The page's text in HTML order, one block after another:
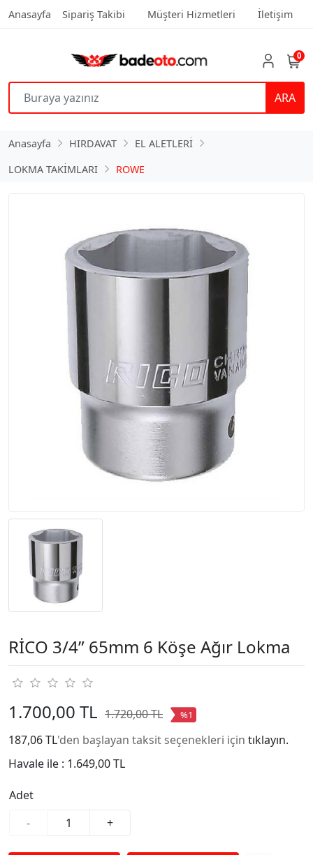
Anasayfa Sipariş Takibi Müşteri Hizmetleri İletişim
ARA
0
Anasayfa HIRDAVAT
EL ALETLERİ
LOKMA TAKİMLARI
ROWE
RİCO 3/4” 65mm 6 Köşe Ağır Lokma
1.700,00 TL 1.720,00 TL %1
187,06 TL'den başlayan taksit seçenekleri için tıklayın.
Havale ile : 1.649,00 TL
Adet
-
+